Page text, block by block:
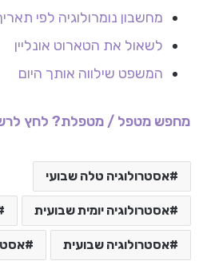
מחשבון נומרולוגיה לפי
לשאול את הטארוט אונליין
המשפט שילווה אותך היום
מחפש מטפל / מטפלת? לחץ
אסטרולוגיה טלה שבועי
אסטרולוגיה יומית שבועית
אסטרולוגיה שבועית